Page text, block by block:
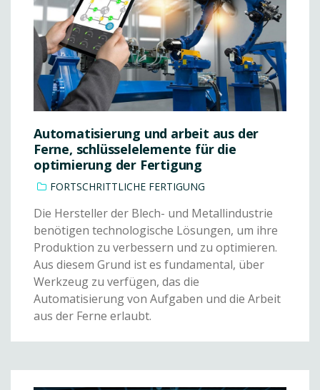
Automatisierung und arbeit aus der
Ferne, schlüsselelemente für die
optimierung der Fertigung
FORTSCHRITTLICHE FERTIGUNG
Die Hersteller der Blech- und Metallindustrie
benötigen technologische Lösungen, um ihre
Produktion zu verbessern und zu optimieren.
Aus diesem Grund ist es fundamental, über
Werkzeug zu verfügen, das die
Automatisierung von Aufgaben und die Arbeit
aus der Ferne erlaubt.